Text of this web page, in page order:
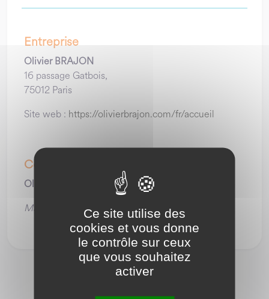
Entreprise
Olivier BRAJON
16 passage Gatbois,
75012 Paris
Site web : https://olivierbrajon.com/fr/accueil
Contact
Olivier BRAJON
Mail :
olivierbraj34@gmail.com
Ce site utilise des
cookies et vous donne
le contrôle sur ceux
que vous souhaitez
activer